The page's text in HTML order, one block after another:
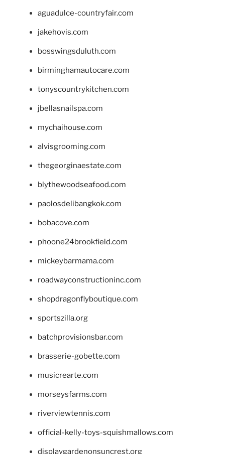
aguadulce-countryfair.com
jakehovis.com
bosswingsduluth.com
birminghamautocare.com
tonyscountrykitchen.com
jbellasnailspa.com
mychaihouse.com
alvisgrooming.com
thegeorginaestate.com
blythewoodseafood.com
paolosdelibangkok.com
bobacove.com
phoone24brookfield.com
mickeybarmama.com
roadwayconstructioninc.com
shopdragonflyboutique.com
sportszilla.org
batchprovisionsbar.com
brasserie-gobette.com
musicrearte.com
morseysfarms.com
riverviewtennis.com
official-kelly-toys-squishmallows.com
displaygardenonsuncrest.org